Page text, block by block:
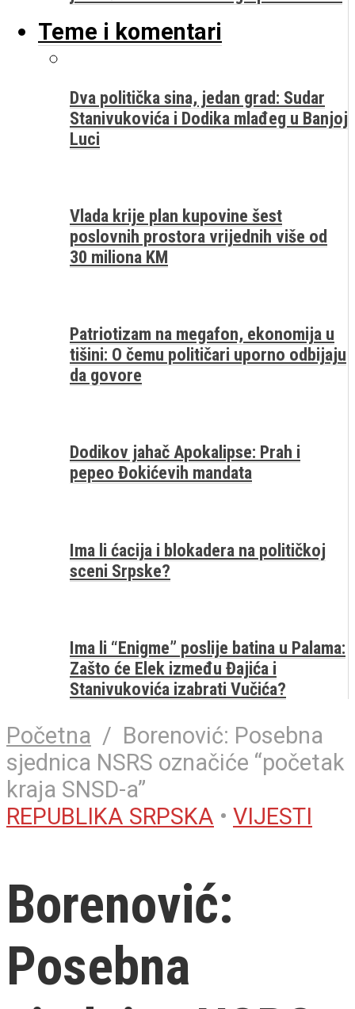
Teme i komentari
Dva politička sina, jedan grad: Sudar
Stanivukovića i Dodika mlađeg u Banjoj
Luci
Vlada krije plan kupovine šest
poslovnih prostora vrijednih više od
30 miliona KM
Patriotizam na megafon, ekonomija u
tišini: O čemu političari uporno odbijaju
da govore
Dodikov jahač Apokalipse: Prah i
pepeo Đokićevih mandata
Ima li ćacija i blokadera na političkoj
sceni Srpske?
Ima li “Enigme” poslije batina u Palama:
Zašto će Elek između Đajića i
Stanivukovića izabrati Vučića?
Početna / Borenović: Posebna
sjednica NSRS označiće “početak
kraja SNSD-a”
REPUBLIKA SRPSKA • VIJESTI
Borenović:
Posebna